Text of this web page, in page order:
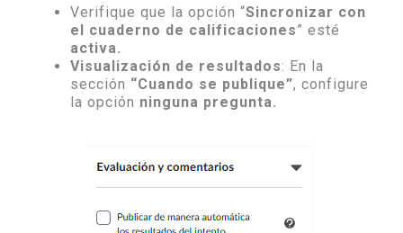
Verifique que la opción “Sincronizar con
el cuaderno de calificaciones” esté
activa.
Visualización de resultados: En la
sección “Cuando se publique”, configure
la opción ninguna pregunta.